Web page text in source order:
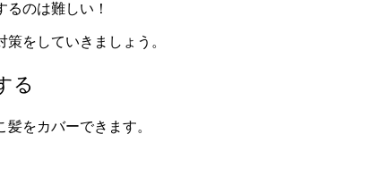
のは難しい！
策をしていきましょう。
る
髪をカバーできます。